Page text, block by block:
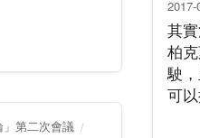
其
柏
駛
可
第二次會議